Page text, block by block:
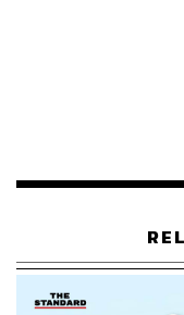
เดือนมิถุนายน 2566
มาบริจาค เพื่อเปลี่ยน
อุปกรณ์ขาเทียมให้แก่